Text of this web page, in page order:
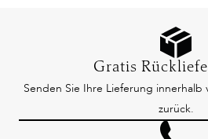
Gratis
Senden Sie Ihre Lieferung innerhalb
zurück.